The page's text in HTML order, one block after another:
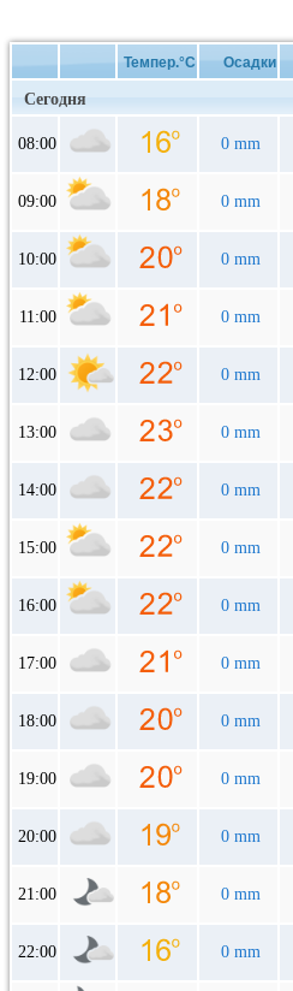
Темпер.°C Осадки
Сегодня
08:00 0 mm
09:00 0 mm
10:00 0 mm
11:00 0 mm
12:00 0 mm
13:00 0 mm
14:00 0 mm
15:00 0 mm
16:00 0 mm
17:00 0 mm
18:00 0 mm
19:00 0 mm
20:00 0 mm
21:00 0 mm
22:00 0 mm